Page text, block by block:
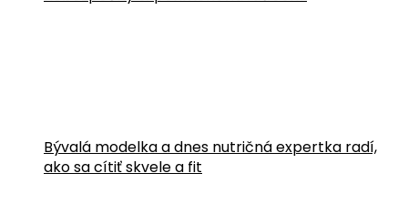
Bývalá modelka a dnes nutričná expertka radí,
ako sa cítiť skvele a fit